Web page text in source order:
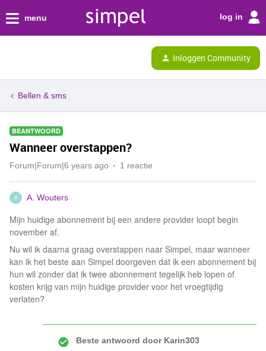
menu log in
Inloggen Community
Bellen & sms
BEANTWOORD
Wanneer overstappen?
Forum|Forum|6 years ago 1 reactie
A A. Wouters
Mijn huidige abonnement bij een andere provider loopt begin
november af.
Nu wil ik daarna graag overstappen naar Simpel, maar wanneer
kan ik het beste aan Simpel doorgeven dat ik een abonnement bij
hun wil zonder dat ik twee abonnement tegelijk heb lopen of
kosten krijg van mijn huidige provider voor het vroegtijdig
verlaten?
Beste antwoord doorKarin303